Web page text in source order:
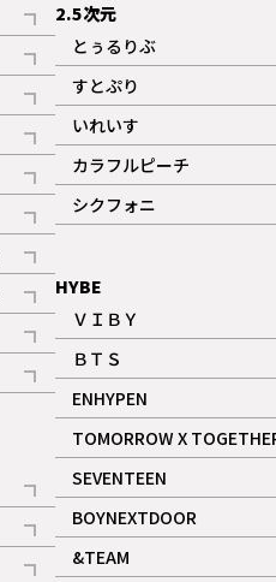
2.5次元
とぅるりぶ
記事
すとぷり
記事
ギャラリー
いれいす
記事
ギャラリー
カラフルピーチ
記事
シクフォニ
記事
HYBE
ＶＩＢＹ
記事
ＢＴＳ
記事
ENHYPEN
記事
TOMORROW X
記事
ギャラリー
SEVENTEEN
記事
BOYNEXTDOOR
記事
&TEAM